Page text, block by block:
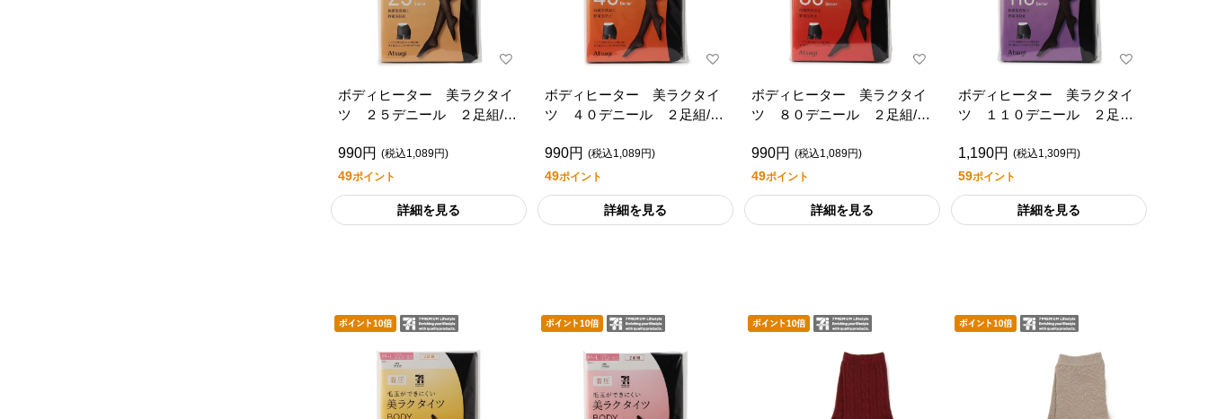
ボディヒーター 美ラクタイ
ツ ２５デニール ２足組/セ
ル
990円 (税込1,089円)
49ポイント
詳細を見る
ボディヒーター 美ラクタイ
ツ ４０デニール ２足組/セ
ル
990円 (税込1,089円)
49ポイント
詳細を見る
ボディヒーター 美ラクタイ
ツ ８０デニール ２足組/セ
ル
990円 (税込1,089円)
49ポイント
詳細を見る
ボディヒーター 美ラクタイ
ツ １１０デニール ２足組/
イル
1,190円 (税込1,309円)
59ポイント
詳細を見る